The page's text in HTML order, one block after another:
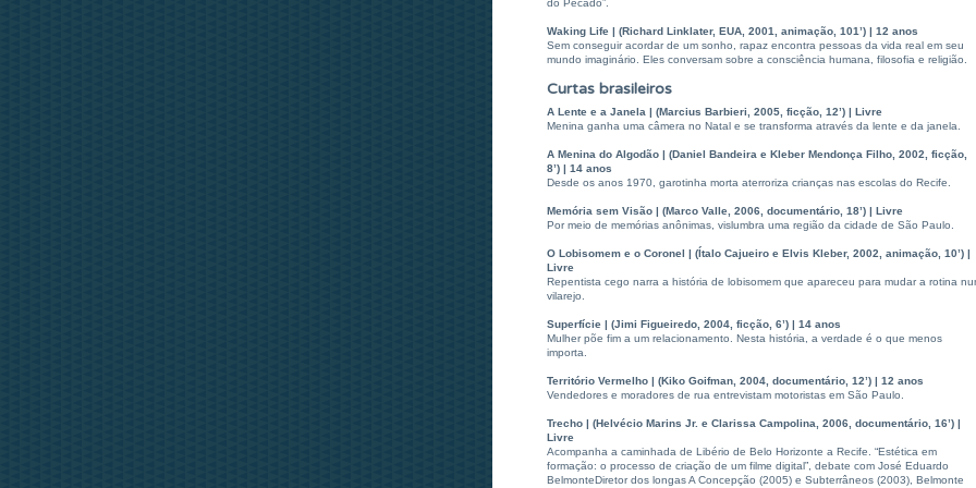
do Pecado”.
Waking Life | (Richard Linklater, EUA, 2001, animação, 101’) | 12 anos
Sem conseguir acordar de um sonho, rapaz encontra pessoas da vida real em seu
mundo imaginário. Eles conversam sobre a consciência humana, filosofia e religião.
Curtas brasileiros
A Lente e a Janela | (Marcius Barbieri, 2005, ficção, 12’) | Livre
Menina ganha uma câmera no Natal e se transforma através da lente e da janela.
A Menina do Algodão | (Daniel Bandeira e Kleber Mendonça Filho, 2002, ficção,
8’) | 14 anos
Desde os anos 1970, garotinha morta aterroriza crianças nas escolas do Recife.
Memória sem Visão | (Marco Valle, 2006, documentário, 18’) | Livre
Por meio de memórias anônimas, vislumbra uma região da cidade de São Paulo.
O Lobisomem e o Coronel | (Ítalo Cajueiro e Elvis Kleber, 2002, animação, 10’) |
Livre
Repentista cego narra a história de lobisomem que apareceu para mudar a rotina
vilarejo.
Superfície | (Jimi Figueiredo, 2004, ficção, 6’) | 14 anos
Mulher põe fim a um relacionamento. Nesta história, a verdade é o que menos
importa.
Território Vermelho | (Kiko Goifman, 2004, documentário, 12’) | 12 anos
Vendedores e moradores de rua entrevistam motoristas em São Paulo.
Trecho | (Helvécio Marins Jr. e Clarissa Campolina, 2006, documentário, 16’) |
Livre
Acompanha a caminhada de Libério de Belo Horizonte a Recife. “Estética em
formação: o processo de criação de um filme digital”, debate com José Eduardo
BelmonteDiretor dos longas A Concepção (2005) e Subterrâneos (2003), Belmonte